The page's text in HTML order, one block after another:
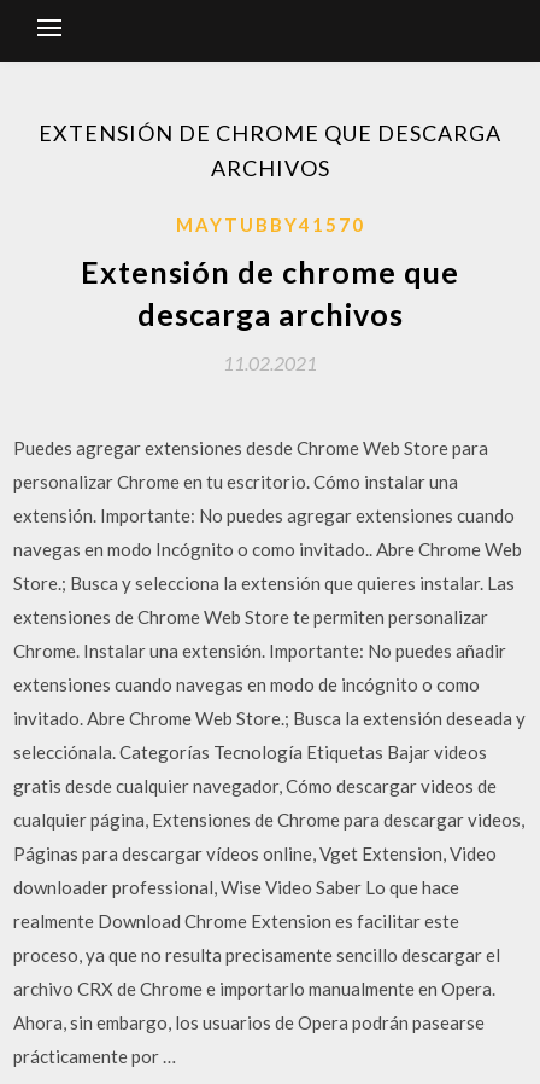
EXTENSIÓN DE CHROME QUE DESCARGA
ARCHIVOS
MAYTUBBY41570
Extensión de chrome que
descarga archivos
11.02.2021
Puedes agregar extensiones desde Chrome Web Store para
personalizar Chrome en tu escritorio. Cómo instalar una
extensión. Importante: No puedes agregar extensiones cuando
navegas en modo Incógnito o como invitado.. Abre Chrome Web
Store.; Busca y selecciona la extensión que quieres instalar. Las
extensiones de Chrome Web Store te permiten personalizar
Chrome. Instalar una extensión. Importante: No puedes añadir
extensiones cuando navegas en modo de incógnito o como
invitado. Abre Chrome Web Store.; Busca la extensión deseada y
selecciónala. Categorías Tecnología Etiquetas Bajar videos
gratis desde cualquier navegador, Cómo descargar videos de
cualquier página, Extensiones de Chrome para descargar videos,
Páginas para descargar vídeos online, Vget Extension, Video
downloader professional, Wise Video Saber Lo que hace
realmente Download Chrome Extension es facilitar este
proceso, ya que no resulta precisamente sencillo descargar el
archivo CRX de Chrome e importarlo manualmente en Opera.
Ahora, sin embargo, los usuarios de Opera podrán pasearse
prácticamente por …